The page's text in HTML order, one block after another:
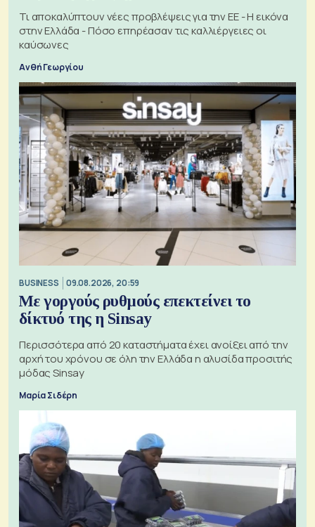
Τι αποκαλύπτουν νέες προβλέψεις για την ΕΕ - Η εικόνα
στην Ελλάδα - Πόσο επηρέασαν τις καλλιέργειες οι
καύσωνες
Ανθή Γεωργίου
BUSINESS 09.08.2026, 20:59
Με γοργούς ρυθμούς επεκτείνει το
δίκτυό της η Sinsay
Περισσότερα από 20 καταστήματα έχει ανοίξει από την
αρχή του χρόνου σε όλη την Ελλάδα η αλυσίδα προσιτής
μόδας Sinsay
Μαρία Σιδέρη